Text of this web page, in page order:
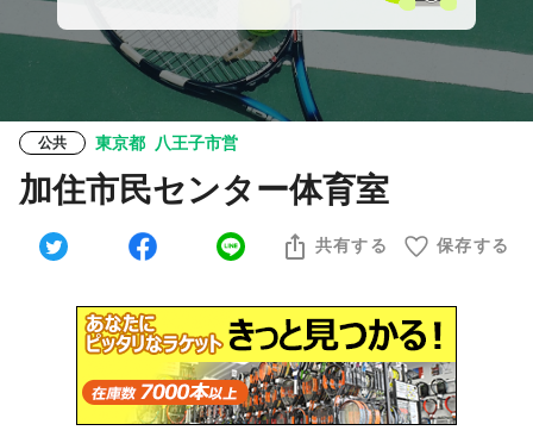
公共 東京都 八王子市営
加住市民センター体育室
共有する 保存する